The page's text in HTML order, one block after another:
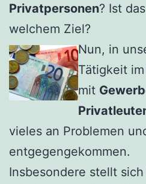
Privatpersonen? Ist
welchem Ziel?
Nun, in
Tätigkeit im
mit
vieles an Problemen
entgegengekommen.
Insbesondere stellt